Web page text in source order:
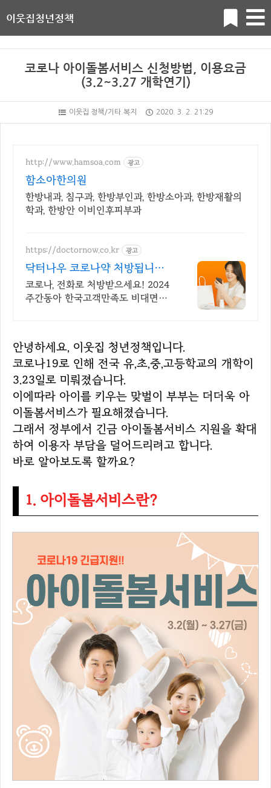
이웃집청년정책
코로나 아이돌봄서비스 신청방법, 이용요금
(3.2~3.27 개학연기)
이웃집 정책/기타.복지 2020. 3. 2. 21:29
http://www.hamsoa.com 광고
함소아한의원
한방내과, 침구과, 한방부인과, 한방소아과, 한방재활의
학과, 한방안 이비인후피부과
https://doctornow.co.kr 광고
닥터나우 코로나약 처방됩니다
365일 24시간 진료가능
코로나, 전화로 처방받으세요! 2024
주간동아 한국고객만족도 비대면진
안녕하세요, 이웃집 청년정책입니다.
코로나19로 인해 전국 유,초,중,고등학교의 개학이
3.23일로 미뤄졌습니다.
이에따라 아이를 키우는 맞벌이 부부는 더더욱 아
이돌봄서비스가 필요해졌습니다.
그래서 정부에서 긴금 아이돌봄서비스 지원을 확대
하여 이용자 부담을 덜어드리려고 합니다.
바로 알아보도록 할까요?
1. 아이돌봄서비스란?